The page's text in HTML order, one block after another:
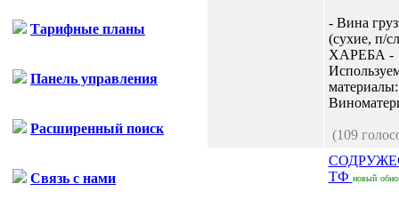
Тарифные планы
Панель управления
Расширенный поиск
Связь с нами
- Вина
(сухие, п/
ХАРЕБА -
(109
ТФ новый